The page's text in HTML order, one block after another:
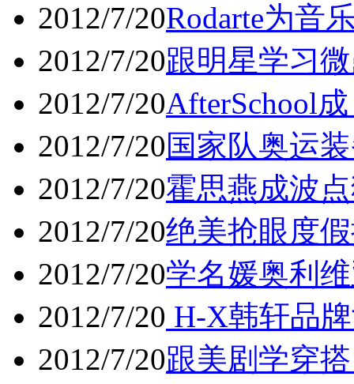
2012/7/20Rodarte为音
2012/7/20跟明星学习
2012/7/20AfterSchool
2012/7/20国家队奥运
2012/7/20霍思燕成波
2012/7/20绝美抢眼度
2012/7/20学名媛奥利
2012/7/20 H-X韩轩品
2012/7/20跟美剧学穿